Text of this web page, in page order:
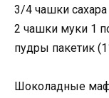
3/4 чашки
2 чашки муки 1
пудры пакетик
Шоколадные